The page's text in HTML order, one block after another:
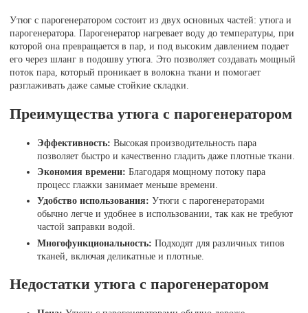
Утюг с парогенератором состоит из двух основных частей: утюга и
парогенератора. Парогенератор нагревает воду до температуры, при
которой она превращается в пар, и под высоким давлением подает
его через шланг в подошву утюга. Это позволяет создавать мощный
поток пара, который проникает в волокна ткани и помогает
разглаживать даже самые стойкие складки.
Преимущества утюга с парогенератором
Эффективность: Высокая производительность пара
позволяет быстро и качественно гладить даже плотные ткани.
Экономия времени: Благодаря мощному потоку пара
процесс глажки занимает меньше времени.
Удобство использования: Утюги с парогенераторами
обычно легче и удобнее в использовании, так как не требуют
частой заправки водой.
Многофункциональность: Подходят для различных типов
тканей, включая деликатные и плотные.
Недостатки утюга с парогенератором